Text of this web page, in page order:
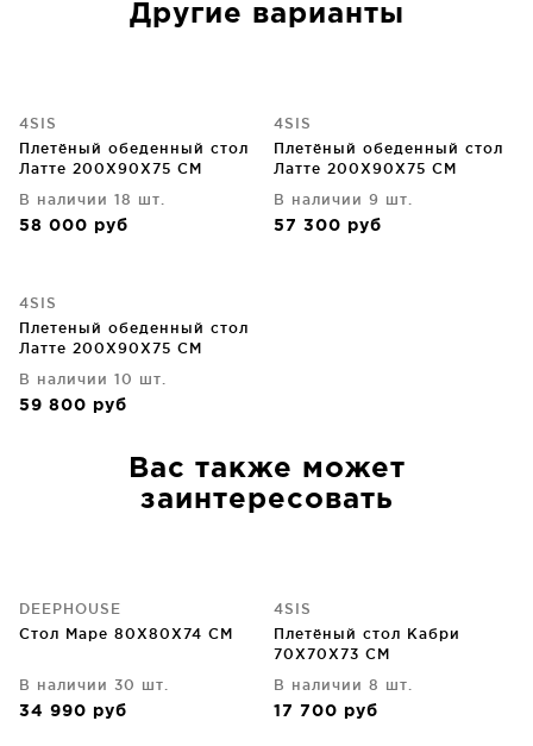
Другие варианты
4SIS
Плетёный обеденный стол
Латте 200X90X75 CM
В наличии 18 шт.
58 000 руб
4SIS
Плетёный обеденный стол
Латте 200X90X75 CM
В наличии 9 шт.
57 300 руб
4SIS
Плетеный обеденный стол
Латте 200X90X75 CM
В наличии 10 шт.
59 800 руб
Вас также может
заинтересовать
DEEPHOUSE
Стол Маре 80X80X74 CM
В наличии 30 шт.
34 990 руб
4SIS
Плетёный стол Кабри
70X70X73 CM
В наличии 8 шт.
17 700 руб